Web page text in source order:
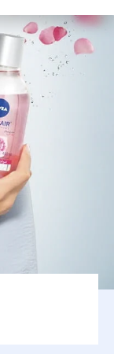
بشرة
بشرة
جميع
معزز
لا توجد